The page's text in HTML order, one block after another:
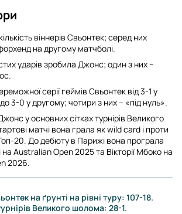
віннерів Свьонтек; серед них
на другому матчболі.
ударів зробила Джонс; один з них –
серії геймів Свьонтек від 3-1 у
3-0 у другому; чотири з них – «під нуль».
у основних сітках турнірів Великого
матчі вона грала як wild card і проти
20. До дебюту в Парижі вона програла
на Australian Open 2025 та Вікторії Мбоко на
2026.
на ґрунті на рівні туру: 107-18.
Великого шолома: 28-1.